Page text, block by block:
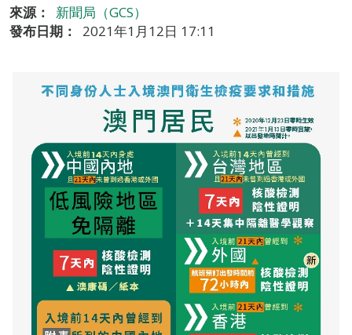
來源：
新聞局（GCS）
發布日期：
2021年1月12日 17:11